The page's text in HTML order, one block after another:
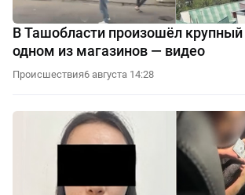
В Ташобласти произошёл
одном из магазинов — видео
Происшествия6 августа 14:28